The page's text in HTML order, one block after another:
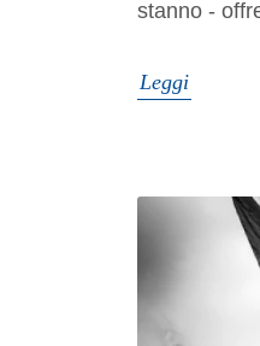
stanno -
Leggi